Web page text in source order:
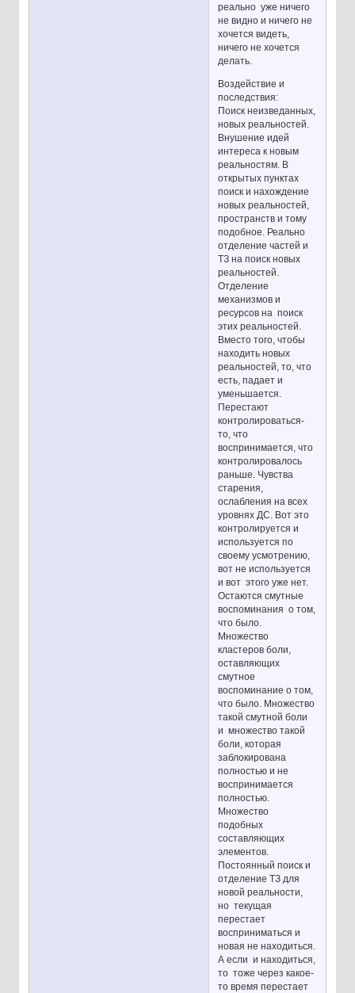
реально уже ничего
не видно и ничего не
хочется видеть,
ничего не хочется
делать.
Воздействие и
последствия:
Поиск неизведанных,
новых реальностей.
Внушение идей
интереса к новым
реальностям. В
открытых пунктах
поиск и нахождение
новых реальностей,
пространств и тому
подобное. Реально
отделение частей и
ТЗ на поиск новых
реальностей.
Отделение
механизмов и
ресурсов на поиск
этих реальностей.
Вместо того, чтобы
находить новых
реальностей, то, что
есть, падает и
уменьшается.
Перестают
контролироваться-
то, что
воспринимается, что
контролировалось
раньше. Чувства
старения,
ослабления на всех
уровнях ДС. Вот это
контролируется и
используется по
своему усмотрению,
вот не используется
и вот этого уже нет.
Остаются смутные
воспоминания о том,
что было.
Множество
кластеров боли,
оставляющих
смутное
воспоминание о том,
что было. Множество
такой смутной боли
и множество такой
боли, которая
заблокирована
полностью и не
воспринимается
полностью.
Множество
подобных
составляющих
элементов.
Постоянный поиск и
отделение ТЗ для
новой реальности,
но текущая
перестает
восприниматься и
новая не находиться.
А если и находиться,
то тоже через какое-
то время перестает